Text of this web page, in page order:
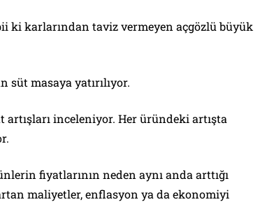
ki karlarından taviz vermeyen açgözlü büyük
süt masaya yatırılıyor.
inceleniyor. Her üründeki artışta
fiyatlarının neden aynı anda arttığı
maliyetler, enflasyon ya da ekonomiyi